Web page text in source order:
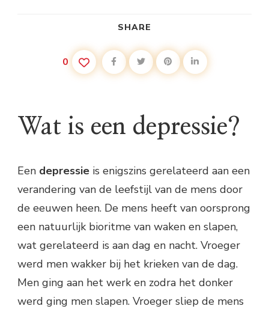
SHARE
0
Wat is een depressie?
Een depressie is enigszins gerelateerd aan een
verandering van de leefstijl van de mens door
de eeuwen heen. De mens heeft van oorsprong
een natuurlijk bioritme van waken en slapen,
wat gerelateerd is aan dag en nacht. Vroeger
werd men wakker bij het krieken van de dag.
Men ging aan het werk en zodra het donker
werd ging men slapen. Vroeger sliep de mens